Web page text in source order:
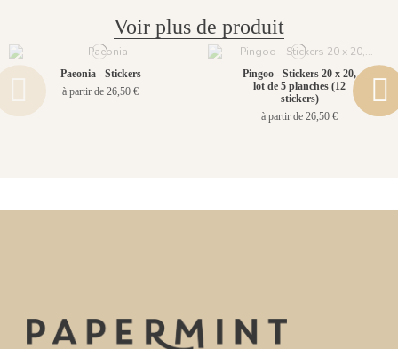
Voir plus de produit
Paeonia - Stickers
à partir de 26,50 €
Pingoo - Stickers 20 x 20,
lot de 5 planches (12
stickers)
à partir de 26,50 €